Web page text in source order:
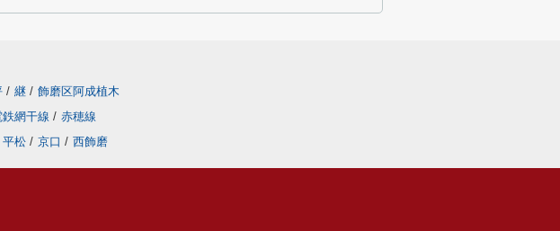
/ 継 / 飾磨区阿成植木
鉄網干線 / 赤穂線
平松 / 京口 / 西飾磨